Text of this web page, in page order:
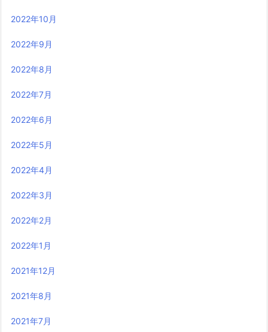
2022年10月
2022年9月
2022年8月
2022年7月
2022年6月
2022年5月
2022年4月
2022年3月
2022年2月
2022年1月
2021年12月
2021年8月
2021年7月